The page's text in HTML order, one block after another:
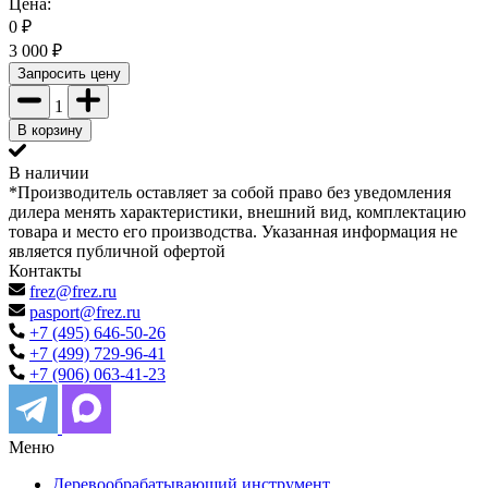
0 ₽
3 000 ₽
Запросить цену
1
В корзину
В наличии
*Производитель оставляет за собой право без уведомления
дилера менять характеристики, внешний вид, комплектацию
товара и место его производства. Указанная информация не
является публичной офертой
Контакты
frez@frez.ru
pasport@frez.ru
+7 (495) 646-50-26
+7 (499) 729-96-41
+7 (906) 063-41-23
Меню
Деревообрабатывающий инструмент